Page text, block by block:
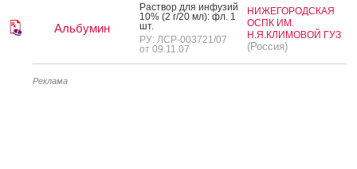
Альбумин
Рас­твор для ин­фу­зий
10% (2 г/20 мл): фл. 1
шт.
РУ: ЛСР-003721/07
от 09.11.07
НИЖЕГОРОДСКАЯ
ОСПК ИМ.
Н.Я.КЛИМОВОЙ ГУЗ
(Россия)
Реклама